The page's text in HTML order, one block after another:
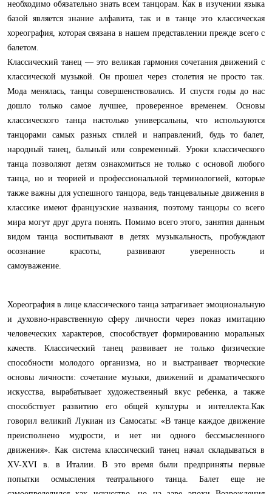
необходимо обязательно знать всем танцорам. Как в изучении языка
базой является знание алфавита, так и в танце это классическая
хореография, которая связана в нашем представлении прежде всего с
балетом.
Классический танец — это великая гармония сочетания движений с
классической музыкой. Он прошел через столетия не просто так.
Мода менялась, танцы совершенствовались. И спустя годы до нас
дошло только самое лучшее, проверенное временем. Основы
классического танца настолько универсальны, что используются
танцорами самых разных стилей и направлений, будь то балет,
народный танец, бальный или современный. Уроки классического
танца позволяют детям ознакомиться не только с основой любого
танца, но и теорией и профессиональной терминологией, которые
также важны для успешного танцора, ведь танцевальные движения в
классике имеют французские названия, поэтому танцоры со всего
мира могут друг друга понять. Помимо всего этого, занятия данным
видом танца воспитывают в детях музыкальность, пробуждают
осознание красоты, развивают уверенность и
самоуважение.
Хореография в лице классического танца затрагивает эмоциональную
и духовно-нравственную сферу личности через показ имитацию
человеческих характеров, способствует формированию моральных
качеств. Классический танец развивает не только физические
способности молодого организма, но и выстраивает творческие
основы личности: сочетание музыки, движений и драматического
искусства, вырабатывает художественный вкус ребенка, а также
способствует развитию его общей культуры и интеллекта.Как
говорил великий Лукиан из Самосаты: «В танце каждое движение
преисполнено мудрости, и нет ни одного бессмысленного
движения». Как система классический танец начал складываться в
XV-XVI в. в Италии. В это время были предприняты первые
попытки осмысления театрального танца. Балет еще не